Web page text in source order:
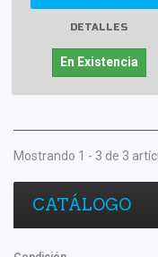
DETALLES
En Existencia
Mostrando 1 - 3 de 3
CATÁLOGO